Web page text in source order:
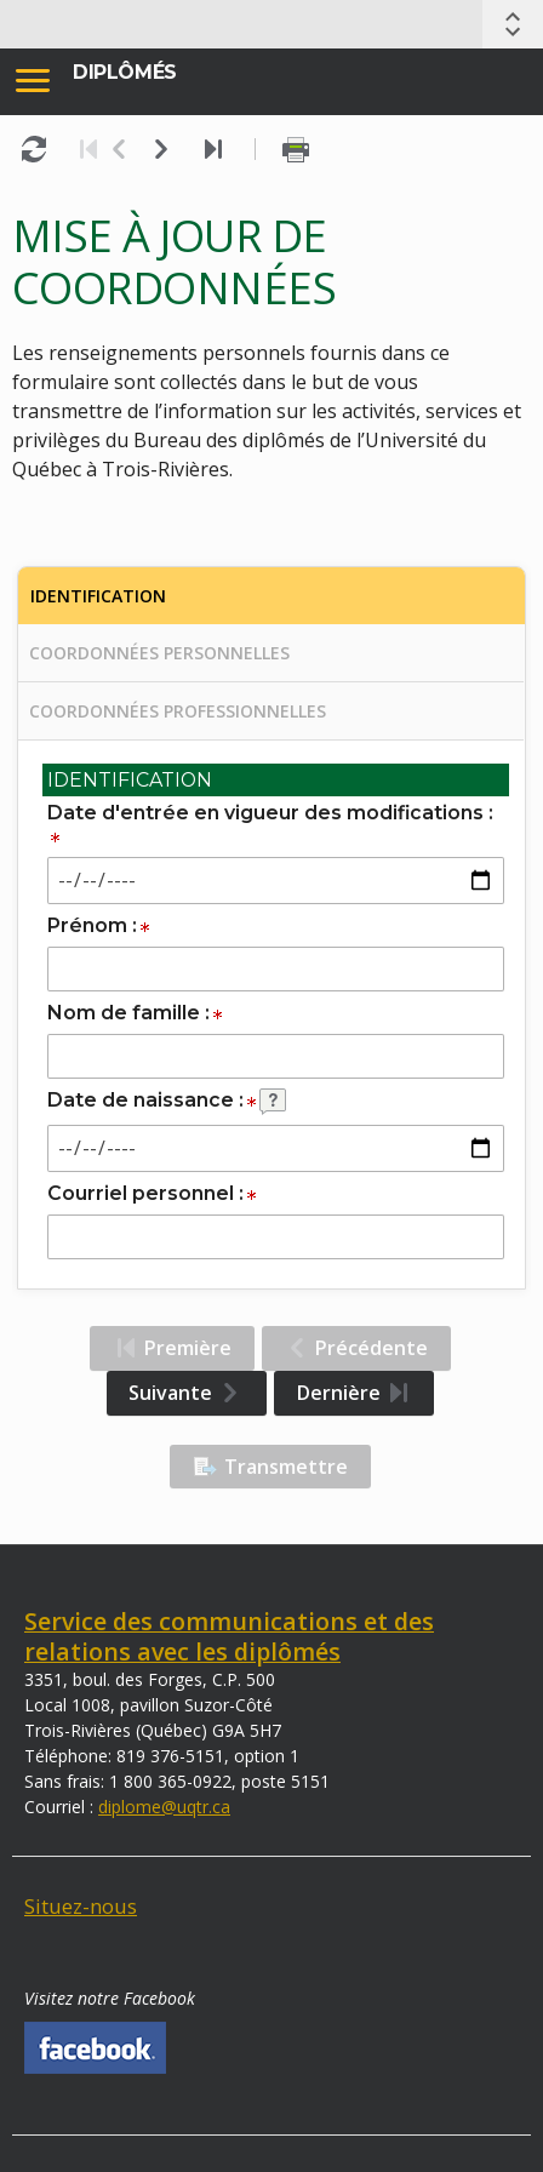
DIPLÔMÉS
MISE À JOUR DE
COORDONNÉES
Les renseignements personnels fournis dans ce
formulaire sont collectés dans le but de vous
transmettre de l’information sur les activités, services et
privilèges du Bureau des diplômés de l’Université du
Québec à Trois-Rivières.
IDENTIFICATION
COORDONNÉES PERSONNELLES
COORDONNÉES PROFESSIONNELLES
IDENTIFICATION
Date d'entrée en vigueur des modifications :
Prénom :
Nom de famille :
Date de naissance :
Courriel personnel :
Première
Précédente
Suivante
Dernière
Transmettre
Service des communications et des
relations avec les diplômés
3351, boul. des Forges, C.P. 500
Local 1008, pavillon Suzor-Côté
Trois-Rivières (Québec) G9A 5H7
Téléphone: 819 376-5151, option 1
Sans frais: 1 800 365-0922, poste 5151
Courriel : diplome@uqtr.ca
Situez-nous
Visitez notre Facebook